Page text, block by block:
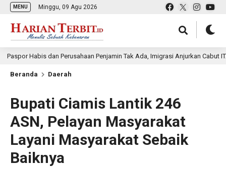
MENU Minggu, 09 Agu 2026
dan Perusahaan Penjamin Tak Ada, Imigrasi Anjurkan Cabut ITAP WN
Beranda Daerah
Bupati Ciamis Lantik 246
ASN, Pelayan Masyarakat
Layani Masyarakat Sebaik
Baiknya